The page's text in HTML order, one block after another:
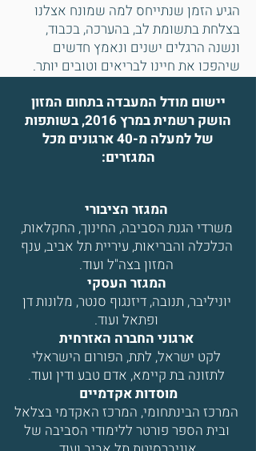
הגיע הזמן שנתייחס למה שמונח אצלנו
בצלחת בתשומת לב, בהערכה, בכבוד,
ונשנה הרגלים ישנים ונאמץ חדשים
שיהפכו את חיינו לבריאים וטובים יותר.
יישום מודל המעבדה בתחום המזון
הושק רשמית במרץ 2016, בשותפות
של למעלה מ-40 ארגונים מכל
המגזרים:
המגזר הציבורי
משרדי הגנת הסביבה, החינוך, החקלאות,
הכלכלה והבריאות, עיריית תל אביב, ענף
המזון בצה"ל ועוד.
המגזר העסקי
יוניליבר, תנובה, דיזנגוף סנטר, מלונות דן
ופתאל ועוד.
ארגוני החברה האזרחית
לקט ישראל, לתת, הפורום הישראלי
לתזונה בת קיימא, אדם טבע ודין ועוד.
מוסדות אקדמיים
המרכז הבינתחומי, המרכז האקדמי בצלאל
ובית הספר פורטר ללימודי הסביבה של